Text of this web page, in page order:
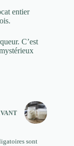
entier
C’est
sont